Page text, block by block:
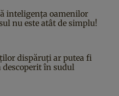
inteligența oamenilor
nu este atât de simplu!
dispăruți ar putea fi
descoperit în sudul